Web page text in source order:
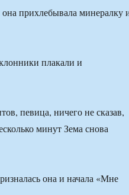
прихлебывала минералку
плакали и
певица, ничего не сказав,
минут Зема снова
она и начала «Мне